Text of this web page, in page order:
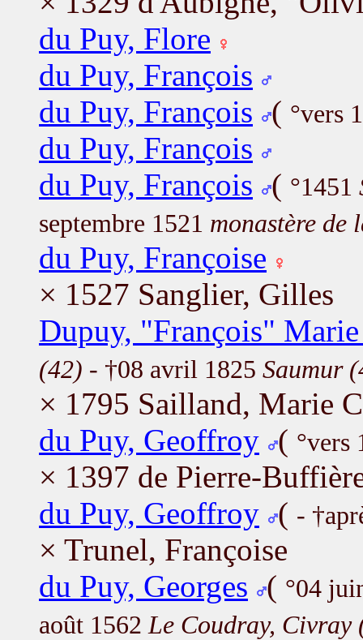
du Puy, Flore
du Puy, François
du Puy, François ( °vers
du Puy, François
du Puy, François ( °1451
septembre 1521 monastère de
du Puy, Françoise
× 1527 Sanglier, Gilles
Dupuy, "François" Marie
(42) - †08 avril 1825 Saumur
× 1795 Sailland, Marie
du Puy, Geoffroy ( °vers
× 1397 de Pierre-
du Puy, Geoffroy ( -
× Trunel, Françoise
du Puy, Georges ( °04
août 1562 Le Coudray, Civray